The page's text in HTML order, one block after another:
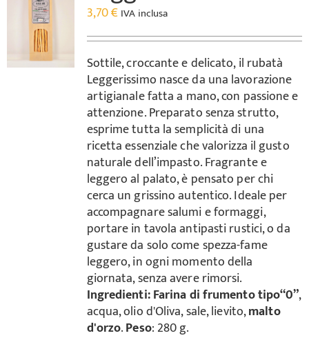
3,70€ IVA inclusa
Sottile, croccante e delicato, il rubatà
Leggerissimo nasce da una lavorazione
artigianale fatta a mano, con passione e
attenzione. Preparato senza strutto,
esprime tutta la semplicità di una
ricetta essenziale che valorizza il gusto
naturale dell’impasto. Fragrante e
leggero al palato, è pensato per chi
cerca un grissino autentico. Ideale per
accompagnare salumi e formaggi,
portare in tavola antipasti rustici, o da
gustare da solo come spezza-fame
leggero, in ogni momento della
giornata, senza avere rimorsi.
Ingredienti:Farina di frumento tipo“0”,
acqua, olio d'Oliva, sale, lievito,malto
d'orzo.Peso: 280 g.